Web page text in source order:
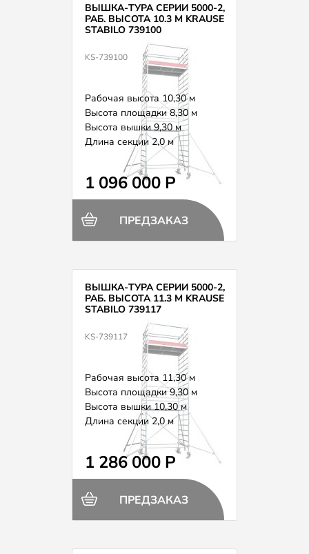
ВЫШКА-ТУРА СЕРИИ 5000-2,
РАБ. ВЫСОТА 10.3 М KRAUSE
STABILO 739100
KS-739100
Рабочая высота 10,30 м
Высота площадки 8,30 м
Высота вышки 9,30 м
Длина секции 2,0 м
Вес 274,0 кг
1 096 000 Р
ПРЕДЗАКАЗ
ВЫШКА-ТУРА СЕРИИ 5000-2,
РАБ. ВЫСОТА 11.3 М KRAUSE
STABILO 739117
KS-739117
Рабочая высота 11,30 м
Высота площадки 9,30 м
Высота вышки 10,30 м
Длина секции 2,0 м
Вес 319,0 кг
1 286 000 Р
ПРЕДЗАКАЗ